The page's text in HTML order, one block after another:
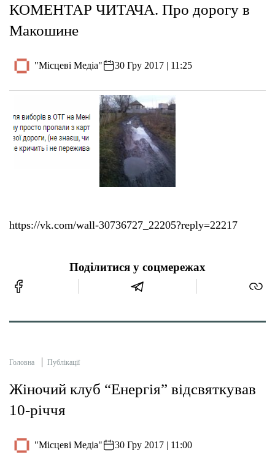
КОМЕНТАР ЧИТАЧА. Про дорогу в
Макошине
"Місцеві Медіа" 30 Гру 2017 | 11:25
https://vk.com/wall-30736727_22205?reply=22217
Поділитися у соцмережах
Головна Публікації
Жіночий клуб “Енергія” відсвяткував
10-річчя
"Місцеві Медіа" 30 Гру 2017 | 11:00